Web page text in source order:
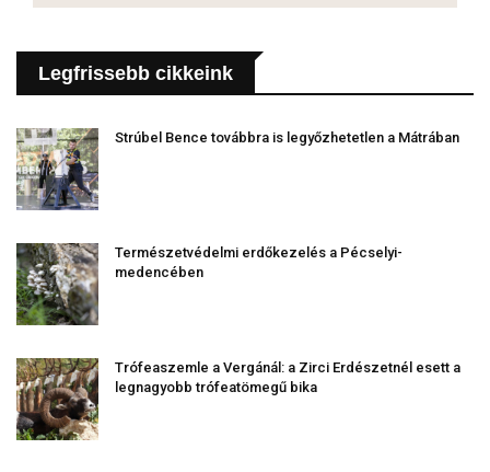
Legfrissebb cikkeink
Strúbel Bence továbbra is legyőzhetetlen a Mátrában
Természetvédelmi erdőkezelés a Pécselyi-
medencében
Trófeaszemle a Vergánál: a Zirci Erdészetnél esett a
legnagyobb trófeatömegű bika